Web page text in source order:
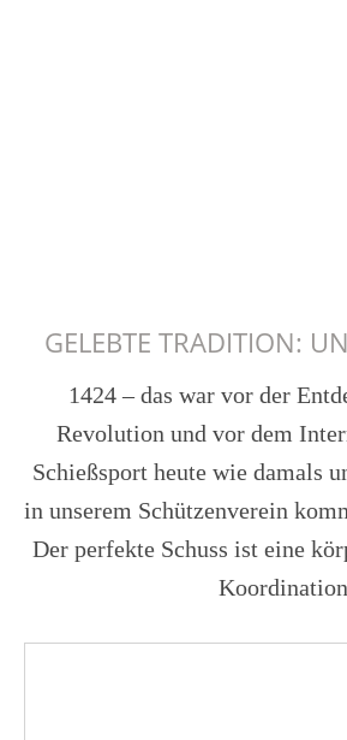
GELEBTE TRADITION:
1424 – das war vor der
Revolution und vor dem
Schießsport heute wie damals
in unserem Schützenverein
Der perfekte Schuss ist eine